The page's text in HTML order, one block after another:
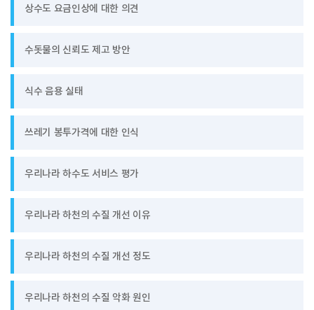
상수도 요금인상에 대한 의견
수돗물의 신뢰도 제고 방안
식수 음용 실태
쓰레기 봉투가격에 대한 인식
우리나라 하수도 서비스 평가
우리나라 하천의 수질 개선 이유
우리나라 하천의 수질 개선 정도
우리나라 하천의 수질 악화 원인